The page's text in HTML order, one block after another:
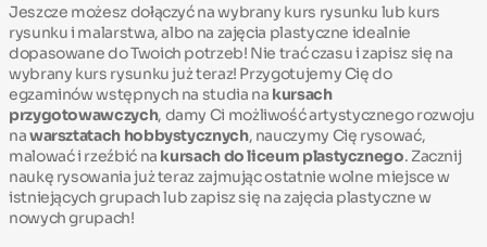
Jeszcze możesz dołączyć na wybrany kurs rysunku lub kurs
rysunku i malarstwa, albo na zajęcia plastyczne idealnie
dopasowane do Twoich potrzeb! Nie trać czasu i zapisz się na
wybrany kurs rysunku już teraz! Przygotujemy Cię do
egzaminów wstępnych na studia na kursach
przygotowawczych, damy Ci możliwość artystycznego rozwoju
nawarsztatach hobbystycznych, nauczymy Cię rysować,
malować i rzeźbić na kursach do liceum plastycznego. Zacznij
naukę rysowania już teraz zajmując ostatnie wolne miejsce w
istniejących grupach lub zapisz się na zajęcia plastyczne w
nowych grupach!